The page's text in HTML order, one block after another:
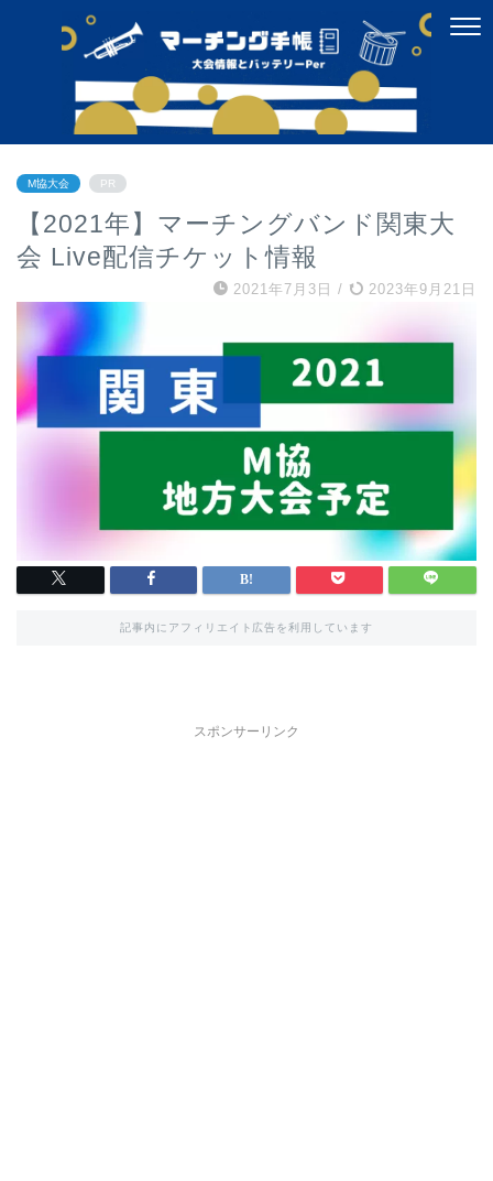
M協大会 PR
【2021年】マーチングバンド関東大
会 Live配信チケット情報
2021年7月3日 / 2023年9月21日
記事内にアフィリエイト広告を利用しています
スポンサーリンク